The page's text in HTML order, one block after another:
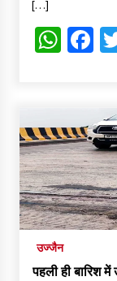
[…]
उज्जैन
पहली ही बारिश